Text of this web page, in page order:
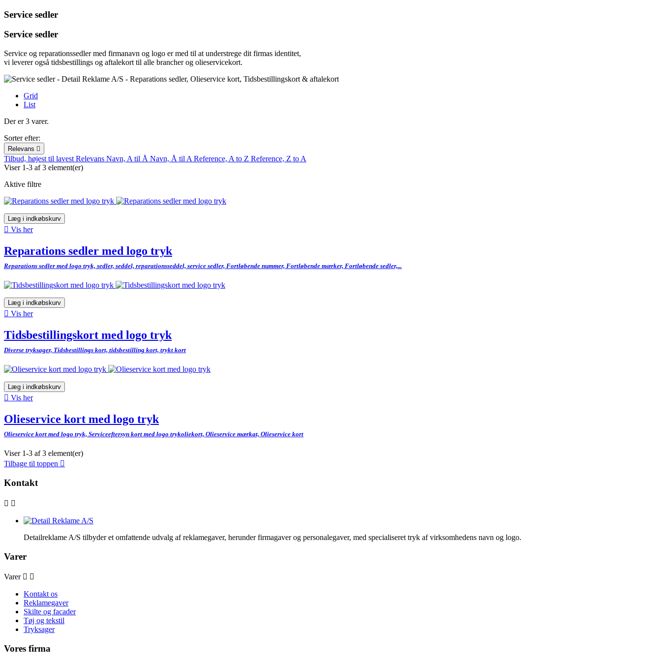
Service sedler
Service sedler
Service og reparationssedler med firmanavn og logo er med til at understrege dit firmas identitet,
vi leverer også tidsbestillings og aftalekort til alle brancher og olieservicekort.
Grid
List
Der er 3 varer.
Sorter efter:
Relevans 
Tilbud, højest til lavest Relevans Navn, A til Å Navn, Å til A Reference, A to Z Reference, Z to A
Viser 1-3 af 3 element(er)
Aktive filtre
Læg i indkøbskurv
 Vis her
Reparations sedler med logo tryk
Reparations sedler med logo tryk, sedler, seddel, reparationsseddel, service sedler, Fortløbende nummer, Fortløbende mærker, Fortløbende sedler,...
Læg i indkøbskurv
 Vis her
Tidsbestillingskort med logo tryk
Diverse tryksager, Tidsbestillings kort, tidsbestilling kort, trykt kort
Læg i indkøbskurv
 Vis her
Olieservice kort med logo tryk
Olieservice kort med logo tryk, Serviceeftersyn kort med logo trykoliekort, Olieservice mærkat, Olieservice kort
Viser 1-3 af 3 element(er)
Tilbage til toppen 
Kontakt
 
Detailreklame A/S tilbyder et omfattende udvalg af reklamegaver, herunder firmagaver og personalegaver, med specialiseret tryk af virksomhedens navn og logo.
Varer
Varer  
Kontakt os
Reklamegaver
Skilte og facader
Tøj og tekstil
Tryksager
Vores firma